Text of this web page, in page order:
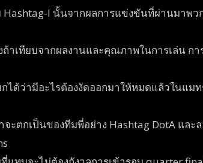
Hashtag-I นั้นจากผลการแข่งขันที่ผ่านมาพ
เทียบจากผลงานและคุณภาพในการเล่น กา
ได้ว่ามีอะไรต้องงัดออกมาให้หมดแล้วในแ
ะตกเป็นของทีมพี่อย่าง Hashtag DotA และ